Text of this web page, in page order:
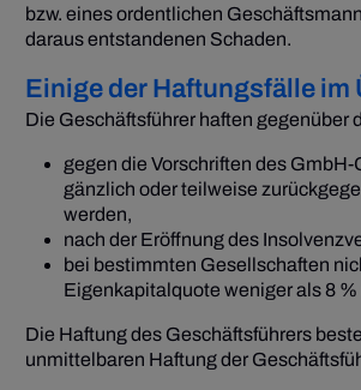
bzw. eines ordentlichen
daraus entstandenen Schaden.
Einige der Haftungsfälle im
Die Geschäftsführer haften gegenüber
gegen die Vorschriften des
gänzlich oder teilweise
werden,
nach der Eröffnung des
bei bestimmten Gesellschaften
Eigenkapitalquote weniger als 8
Die Haftung des Geschäftsführers
unmittelbaren Haftung der